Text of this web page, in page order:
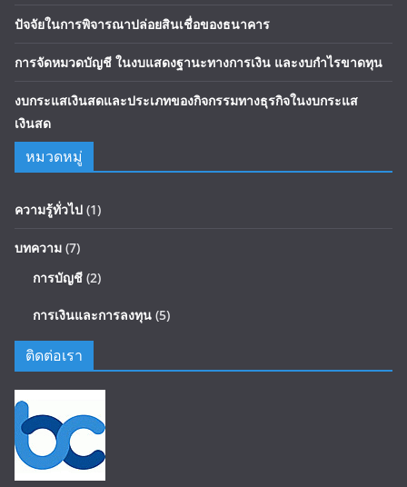
ปัจจัยในการพิจารณาปล่อยสินเชื่อของธนาคาร
การจัดหมวดบัญชี ในงบแสดงฐานะทางการเงิน และงบกำไรขาดทุน
งบกระแสเงินสดและประเภทของกิจกรรมทางธุรกิจในงบกระแส
เงินสด
หมวดหมู่
ความรู้ทั่วไป (1)
บทความ (7)
การบัญชี (2)
การเงินและการลงทุน (5)
ติดต่อเรา